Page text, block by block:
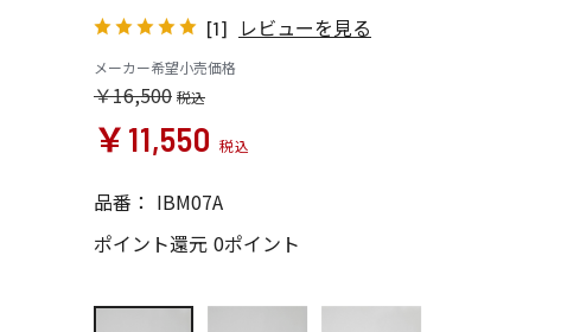
[1] レビューを見る
メーカー希望小売価格
￥16,500
￥11,550
品番： IBM07A
ポイント還元 0ポイント